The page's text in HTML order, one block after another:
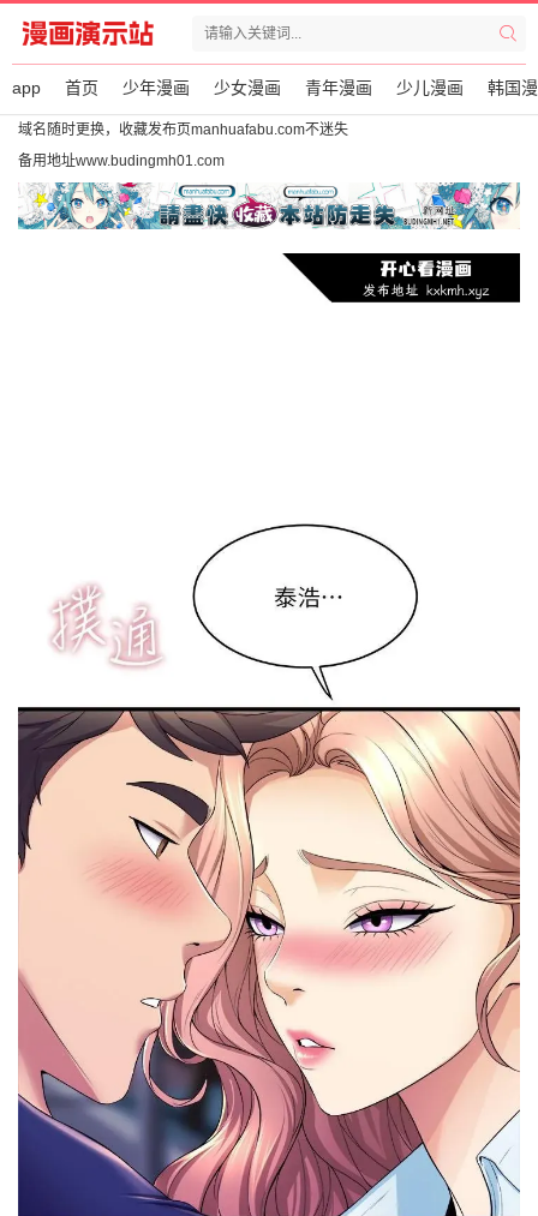
app 首页 少年漫画 少女漫画 青年漫画 少儿漫画 韩国
域名随时更换，收藏发布页manhuafabu.com不迷失
备用地址www.budingmh01.com